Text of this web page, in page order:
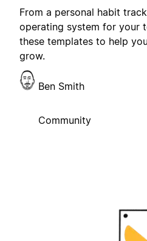
From a personal habit
operating system for your
these templates to help
grow.
Ben Smith
Community